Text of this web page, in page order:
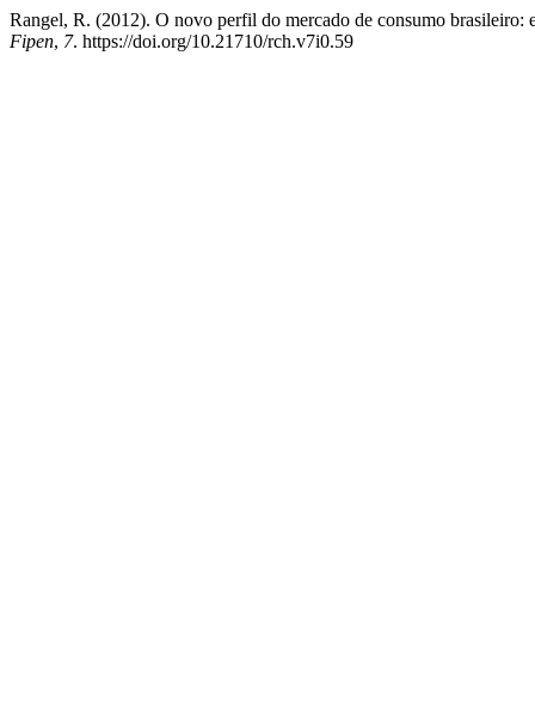
Rangel, R. (2012). O novo perfil do mercado de consumo brasileiro:
Fipen, 7. https://doi.org/10.21710/rch.v7i0.59